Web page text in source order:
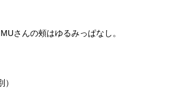
さんの頰はゆるみっぱなし。